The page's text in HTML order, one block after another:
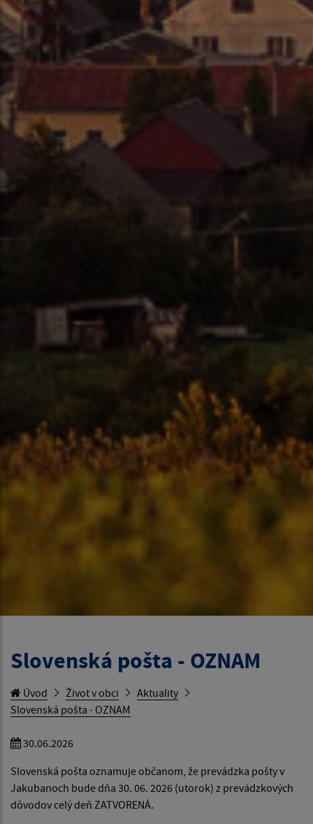
Slovenská pošta - OZNAM
Úvod Život v obci
Aktuality
Slovenská pošta - OZNAM
30.06.2026
Slovenská pošta oznamuje občanom, že prevádzka pošty v
Jakubanoch bude dňa 30. 06. 2026 (utorok) z prevádzkových
dôvodov celý deň ZATVORENÁ.